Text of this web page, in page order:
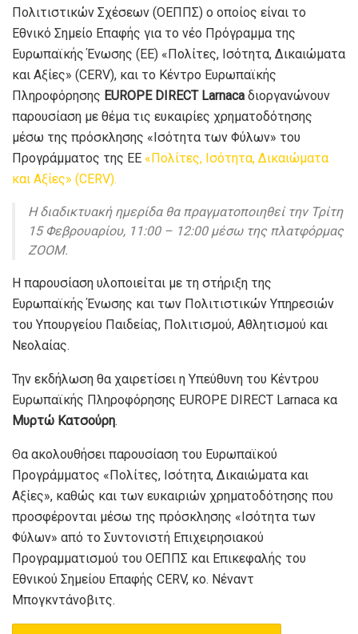
Πολιτιστικών Σχέσεων (ΟΕΠΠΣ) ο οποίος είναι το
Εθνικό Σημείο Επαφής για το νέο Πρόγραμμα της
Ευρωπαϊκής Ένωσης (ΕΕ) «Πολίτες, Ισότητα, Δικαιώματα
και Αξίες» (CERV), και το Κέντρο Ευρωπαϊκής
Πληροφόρησης EUROPE DIRECT Larnaca διοργανώνουν
παρουσίαση με θέμα τις ευκαιρίες χρηματοδότησης
μέσω της πρόσκλησης «Ισότητα των Φύλων» του
Προγράμματος της ΕΕ «Πολίτες, Ισότητα, Δικαιώματα
και Αξίες» (CERV).
Η διαδικτυακή ημερίδα θα πραγματοποιηθεί την Τρίτη
15 Φεβρουαρίου, 11:00 – 12:00 μέσω της πλατφόρμας
ZOOM.
Η παρουσίαση υλοποιείται με τη στήριξη της
Ευρωπαϊκής Ένωσης και των Πολιτιστικών Υπηρεσιών
του Υπουργείου Παιδείας, Πολιτισμού, Αθλητισμού και
Νεολαίας.
Την εκδήλωση θα χαιρετίσει η Υπεύθυνη του Κέντρου
Ευρωπαϊκής Πληροφόρησης EUROPE DIRECT Larnaca κα
Μυρτώ Κατσούρη.
Θα ακολουθήσει παρουσίαση του Ευρωπαϊκού
Προγράμματος «Πολίτες, Ισότητα, Δικαιώματα και
Αξίες», καθώς και των ευκαιριών χρηματοδότησης που
προσφέρονται μέσω της πρόσκλησης «Ισότητα των
Φύλων» από το Συντονιστή Επιχειρησιακού
Προγραμματισμού του ΟΕΠΠΣ και Επικεφαλής του
Εθνικού Σημείου Επαφής CERV, κο. Νέναντ
Μπογκντάνοβιτς.